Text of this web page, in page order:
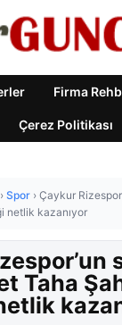
Firma
Çerez Politikası
› Spor › Çaykur
netlik kazanıyor
Taha